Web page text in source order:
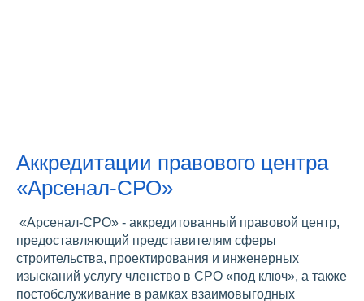
Аккредитации правового центра
«Арсенал-СРО»
«Арсенал-СРО» - аккредитованный правовой центр,
предоставляющий представителям сферы
строительства, проектирования и инженерных
изысканий услугу членство в СРО «под ключ», а также
постобслуживание в рамках взаимовыгодных